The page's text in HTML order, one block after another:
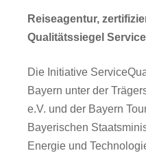
Reiseagentur,
Qualitätssiegel
Die Initiative
Bayern unter der
e.V. und der Bayern
Bayerischen
Energie und